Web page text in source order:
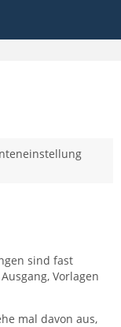
sind fast
Vorlagen
mal davon aus,